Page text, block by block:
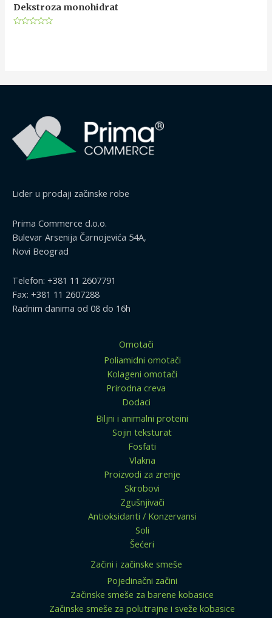
Dekstroza monohidrat
Lider u prodaji začinske robe
Prima Commerce d.o.o.
Bulevar Arsenija Čarnojevića 54A,
Novi Beograd
Telefon: +381 11 2607791
Fax: +381 11 2607288
Radnim danima od 08 do 16h
Omotači
Poliamidni omotači
Kolageni omotači
Prirodna creva
Dodaci
Biljni i animalni proteini
Sojin teksturat
Fosfati
Vlakna
Proizvodi za zrenje
Skrobovi
Zgušnjivači
Antioksidanti / Konzervansi
Soli
Šećeri
Začini i začinske smeše
Pojedinačni začini
Začinske smeše za barene kobasice
Začinske smeše za polutrajne i sveže kobasice